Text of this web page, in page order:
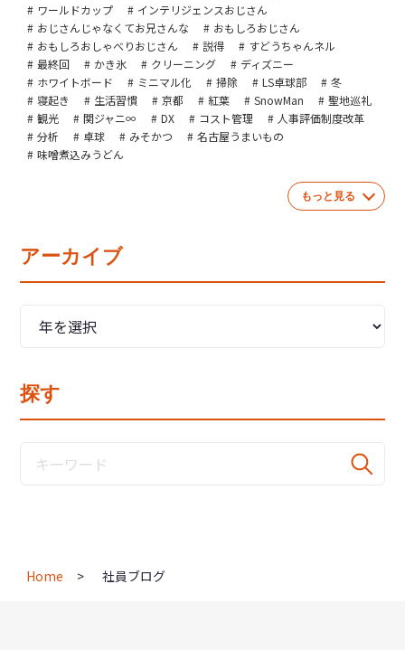
ワールドカップ
インテリジェンスおじさん
おじさんじゃなくてお兄さんな
おもしろおじさん
おもしろおしゃべりおじさん
説得
すどうちゃんネル
最終回
かき氷 クリーニング
ディズニー
ホワイトボード
ミニマル化 掃除 LS卓球部
冬
寝起き
生活習慣 京都 紅葉 SnowMan
聖地巡礼
観光
関ジャニ∞ DX コスト管理
人事評価制度改革
分析
卓球 みそかつ
名古屋うまいもの
味噌煮込みうどん
もっと見る
アーカイブ
探す
Home 社員ブログ